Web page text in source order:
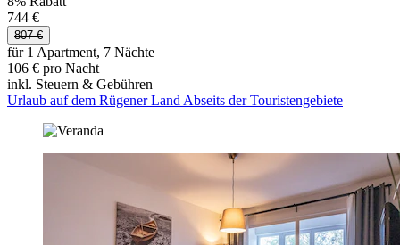
744 €
807 €
für 1 Apartment, 7 Nächte
106 € pro Nacht
inkl. Steuern & Gebühren
Urlaub auf dem Rügener Land Abseits der Touristengebiete